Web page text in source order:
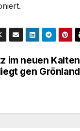
im neuen Kalten
gen Grönland